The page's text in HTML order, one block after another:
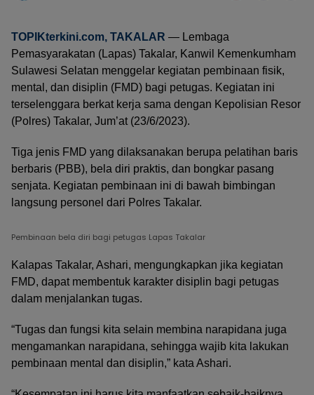
TOPIKterkini.com, TAKALAR — Lembaga
Pemasyarakatan (Lapas) Takalar, Kanwil Kemenkumham
Sulawesi Selatan menggelar kegiatan pembinaan fisik,
mental, dan disiplin (FMD) bagi petugas. Kegiatan ini
terselenggara berkat kerja sama dengan Kepolisian Resor
(Polres) Takalar, Jum’at (23/6/2023).
Tiga jenis FMD yang dilaksanakan berupa pelatihan baris
berbaris (PBB), bela diri praktis, dan bongkar pasang
senjata. Kegiatan pembinaan ini di bawah bimbingan
langsung personel dari Polres Takalar.
Pembinaan bela diri bagi petugas Lapas Takalar
Kalapas Takalar, Ashari, mengungkapkan jika kegiatan
FMD, dapat membentuk karakter disiplin bagi petugas
dalam menjalankan tugas.
“Tugas dan fungsi kita selain membina narapidana juga
mengamankan narapidana, sehingga wajib kita lakukan
pembinaan mental dan disiplin,” kata Ashari.